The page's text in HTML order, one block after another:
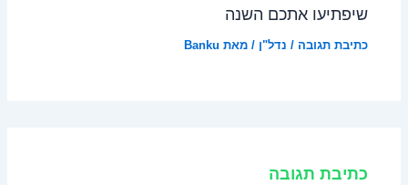
שיפתיעו אתכם השנה
כתיבת תגובה / נדל"ן / מאת Banku
כתיבת תגובה